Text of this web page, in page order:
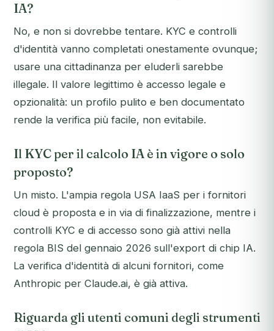
IA?
No, e non si dovrebbe tentare. KYC e controlli
d'identità vanno completati onestamente ovunque;
usare una cittadinanza per eluderli sarebbe
illegale. Il valore legittimo è accesso legale e
opzionalità: un profilo pulito e ben documentato
rende la verifica più facile, non evitabile.
Il KYC per il calcolo IA è in vigore o solo
proposto?
Un misto. L'ampia regola USA IaaS per i fornitori
cloud è proposta e in via di finalizzazione, mentre i
controlli KYC e di accesso sono già attivi nella
regola BIS del gennaio 2026 sull'export di chip IA.
La verifica d'identità di alcuni fornitori, come
Anthropic per Claude.ai, è già attiva.
Riguarda gli utenti comuni degli strumenti